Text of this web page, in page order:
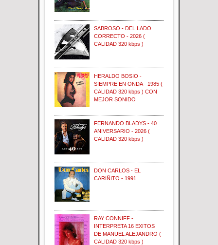
SABROSO - DEL LADO
CORRECTO - 2026 (
CALIDAD 320 kbps )
HERALDO BOSIO -
SIEMPRE EN ONDA - 1985 (
CALIDAD 320 kbps ) CON
MEJOR SONIDO
FERNANDO BLADYS - 40
ANIVERSARIO - 2026 (
CALIDAD 320 kbps )
DON CARLOS - EL
CARIÑITO - 1991
RAY CONNIFF -
INTERPRETA 16 EXITOS
DE MANUEL ALEJANDRO (
CALIDAD 320 kbps )